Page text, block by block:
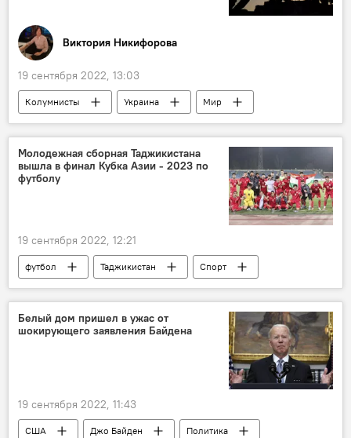
Виктория Никифорова
19 сентября 2022, 13:03
Колумнисты Украина
Мир
терроризм
Политика
Молодежная сборная Таджикистана
вышла в финал Кубка Азии - 2023 по
футболу
19 сентября 2022, 12:21
футбол Таджикистан
Спорт
Таджикистан: свежие новости спорта
Белый дом пришел в ужас от
шокирующего заявления Байдена
19 сентября 2022, 11:43
США Джо Байден
Политика